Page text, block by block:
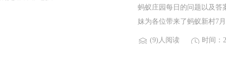
蚂蚁庄园每日的问题以及答
妹为各位带来了蚂蚁新村7
(9)人阅读 时间：